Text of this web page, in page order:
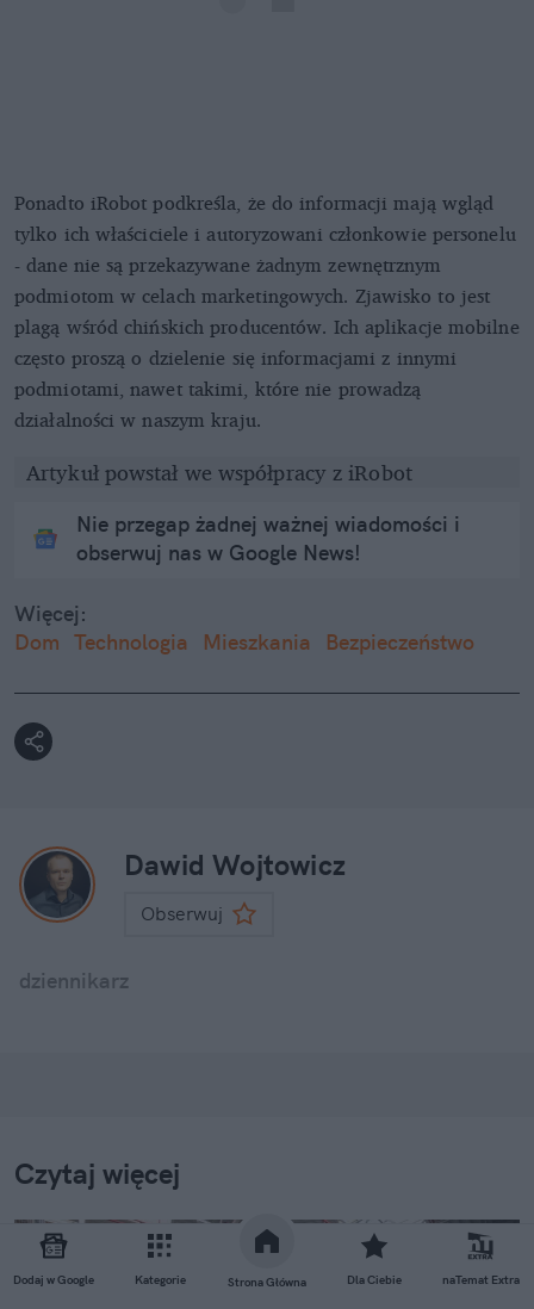
Dodaj w Google Kategorie Strona Główna Dla Ciebie naTemat Extra
Ponadto iRobot podkreśla, że do informacji mają wgląd
tylko ich właściciele i autoryzowani członkowie personelu
- dane nie są przekazywane żadnym zewnętrznym
podmiotom w celach marketingowych. Zjawisko to jest
plagą wśród chińskich producentów. Ich aplikacje mobilne
często proszą o dzielenie się informacjami z innymi
podmiotami, nawet takimi, które nie prowadzą
działalności w naszym kraju.
Artykuł powstał we współpracy z iRobot
Nie przegap żadnej ważnej wiadomości i
obserwuj nas w Google News!
Więcej:
Dom Technologia Mieszkania Bezpieczeństwo
Dawid Wojtowicz
Obserwuj
dziennikarz
Czytaj więcej